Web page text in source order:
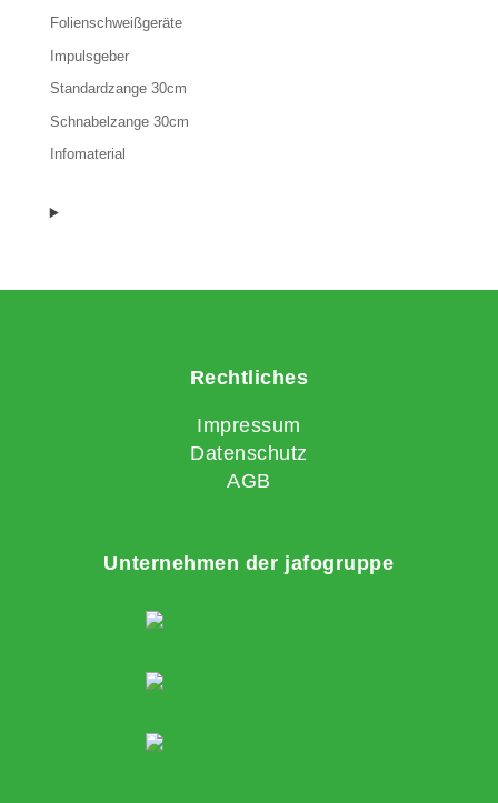
Folienschweißgeräte
Impulsgeber
Standardzange 30cm
Schnabelzange 30cm
Infomaterial
Rechtliches
Impressum
Datenschutz
AGB
Unternehmen der jafogruppe